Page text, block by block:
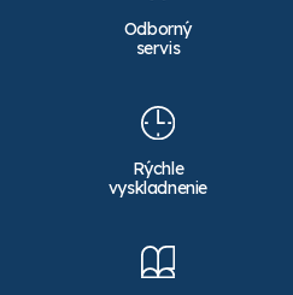
Odborný
servis
Rýchle
vyskladnenie